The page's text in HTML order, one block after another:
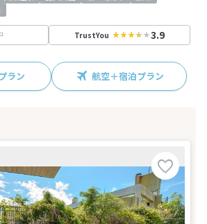
TrustYou 3.9
ラン 航空＋宿泊プラン